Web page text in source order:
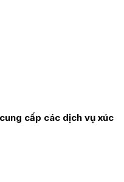
cấp các dịch vụ xúc